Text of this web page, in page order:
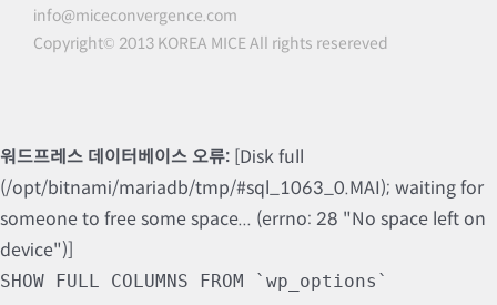
info@miceconvergence.com
Copyright© 2013 KOREA MICE All rights resereved
워드프레스 데이터베이스 오류: [Disk full
(/opt/bitnami/mariadb/tmp/#sql_1063_0.MAI); waiting for
someone to free some space... (errno: 28 "No space left on
device")]
SHOW FULL COLUMNS FROM `wp_options`